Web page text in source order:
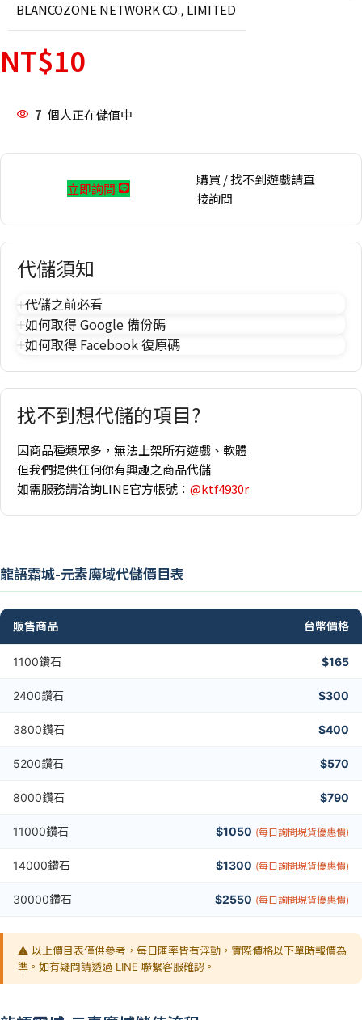
BLANCOZONE NETWORK CO., LIMITED
NT$10
7 個人正在儲值中
立即詢問
購買 / 找不到遊戲請直
接詢問
代儲須知
代儲之前必看
如何取得 Google 備份碼
如何取得 Facebook 復原碼
找不到想代儲的項目?
因商品種類眾多，無法上架所有遊戲、軟體
但我們提供任何你有興趣之商品代儲
如需服務請洽詢LINE官方帳號： @ktf4930r
龍語霜城-元素魔域代儲價目表
販售商品 台幣價格
1100鑽石 $165
2400鑽石 $300
3800鑽石 $400
5200鑽石 $570
8000鑽石 $790
11000鑽石 $1050 (每日詢問現貨優惠價)
14000鑽石 $1300 (每日詢問現貨優惠價)
30000鑽石 $2550 (每日詢問現貨優惠價)
⚠️ 以上價目表僅供參考，每日匯率皆有浮動，實際價格以下單時報價為
準。如有疑問請透過 LINE 聯繫客服確認。